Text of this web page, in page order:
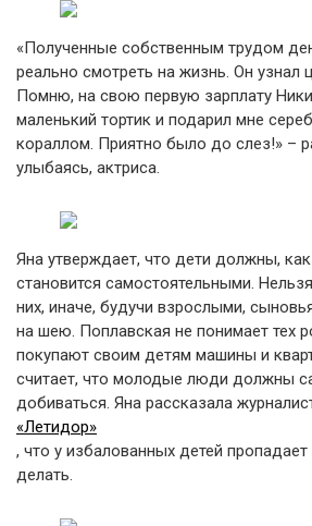
«Полученные собственным трудом
реально смотреть на жизнь. Он узнал
Помню, на свою первую зарплату
маленький тортик и подарил мне
кораллом. Приятно было до слез!» –
улыбаясь, актриса.
Яна утверждает, что дети должны,
становится самостоятельными.
них, иначе, будучи взрослыми,
на шею. Поплавская не понимает тех
покупают своим детям машины и
считает, что молодые люди должны
добиваться. Яна рассказала
«Летидор»
, что у избалованных детей
делать.